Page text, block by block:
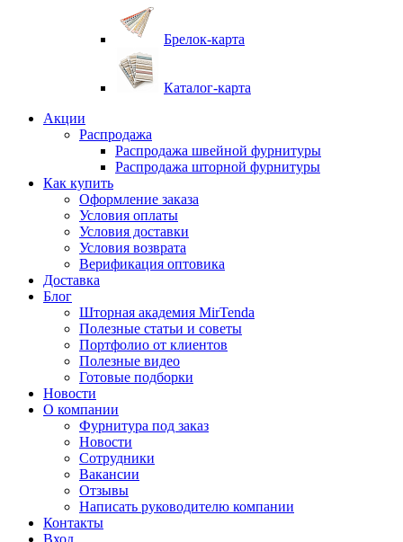
Брелок-карта
Каталог-карта
Акции
Распродажа
Распродажа швейной фурнитуры
Распродажа шторной фурнитуры
Как купить
Оформление заказа
Условия оплаты
Условия доставки
Условия возврата
Верификация оптовика
Доставка
Блог
Шторная академия MirTenda
Полезные статьи и советы
Портфолио от клиентов
Полезные видео
Готовые подборки
Новости
О компании
Фурнитура под заказ
Новости
Сотрудники
Вакансии
Отзывы
Написать руководителю компании
Контакты
Вход